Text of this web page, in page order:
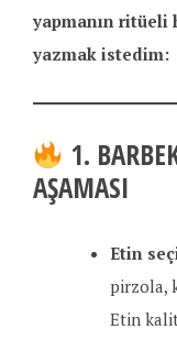
yapmanın ritüeli
yazmak istedim:
1.
AŞAMASI
Etin
pirzola,
Etin